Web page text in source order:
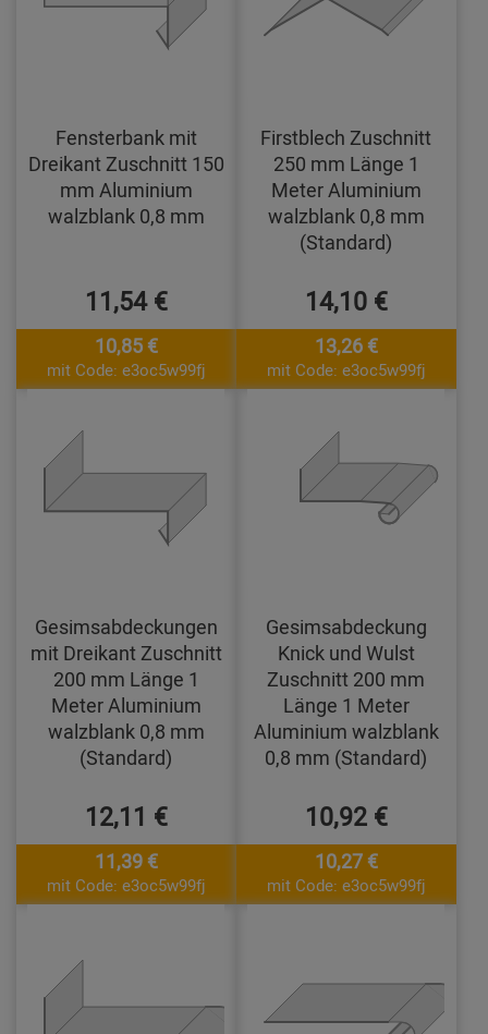
Fensterbank mit
Dreikant Zuschnitt 150
mm Aluminium
walzblank 0,8 mm
11,54 €
10,85 €
mit Code: e3oc5w99fj
Firstblech Zuschnitt
250 mm Länge 1
Meter Aluminium
walzblank 0,8 mm
(Standard)
14,10 €
13,26 €
mit Code: e3oc5w99fj
Gesimsabdeckungen
mit Dreikant Zuschnitt
200 mm Länge 1
Meter Aluminium
walzblank 0,8 mm
(Standard)
12,11 €
11,39 €
mit Code: e3oc5w99fj
Gesimsabdeckung
Knick und Wulst
Zuschnitt 200 mm
Länge 1 Meter
Aluminium walzblank
0,8 mm (Standard)
10,92 €
10,27 €
mit Code: e3oc5w99fj